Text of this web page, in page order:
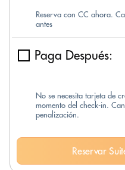
Reserva con CC ahora.
antes
Paga Después:
No se necesita tarjeta de
momento del check-in.
penalización.
Reservar